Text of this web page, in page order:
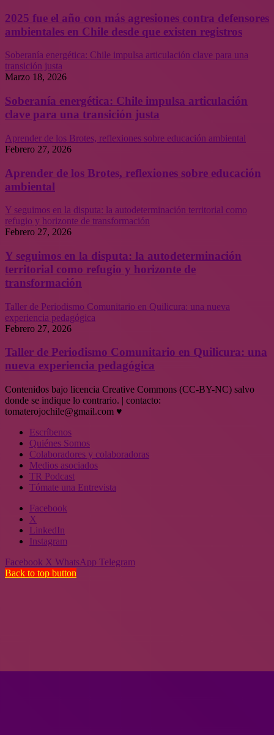
2025 fue el año con más agresiones contra defensores
ambientales en Chile desde que existen registros
Soberanía energética: Chile impulsa articulación clave para una
transición justa
Marzo 18, 2026
Soberanía energética: Chile impulsa articulación
clave para una transición justa
Aprender de los Brotes, reflexiones sobre educación ambiental
Febrero 27, 2026
Aprender de los Brotes, reflexiones sobre educación
ambiental
Y seguimos en la disputa: la autodeterminación territorial como
refugio y horizonte de transformación
Febrero 27, 2026
Y seguimos en la disputa: la autodeterminación
territorial como refugio y horizonte de
transformación
Taller de Periodismo Comunitario en Quilicura: una nueva
experiencia pedagógica
Febrero 27, 2026
Taller de Periodismo Comunitario en Quilicura: una
nueva experiencia pedagógica
Contenidos bajo licencia Creative Commons (CC-BY-NC) salvo
donde se indique lo contrario. | contacto:
tomaterojochile@gmail.com ♥
Escríbenos
Quiénes Somos
Colaboradores y colaboradoras
Medios asociados
TR Podcast
Tómate una Entrevista
Facebook
X
LinkedIn
Instagram
Facebook X WhatsApp Telegram
Back to top button